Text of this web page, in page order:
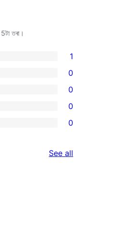
5টা তৰা।
1
0
0
0
0
See all